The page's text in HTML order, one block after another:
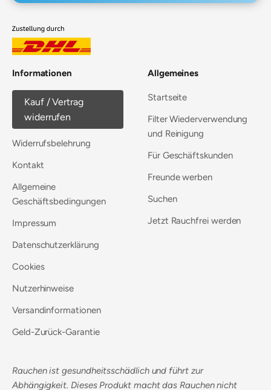
Informationen
Kauf / Vertrag
widerrufen
Widerrufsbelehrung
Kontakt
Allgemeine
Geschäftsbedingungen
Impressum
Datenschutzerklärung
Cookies
Nutzerhinweise
Versandinformationen
Geld-Zurück-Garantie
Allgemeines
Startseite
Filter Wiederverwendung
und Reinigung
Für Geschäftskunden
Freunde werben
Suchen
Jetzt Rauchfrei werden
Rauchen ist gesundheitsschädlich und führt zur
Abhängigkeit. Dieses Produkt macht das Rauchen nicht